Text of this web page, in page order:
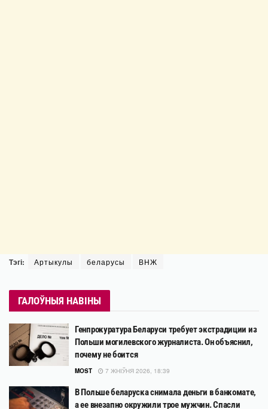
Тэгі: Артыкулы беларусы ВНЖ
ГАЛОЎНЫЯ НАВІНЫ
Генпрокуратура Беларуси требует экстрадиции из
Польши могилевского журналиста. Он объяснил,
почему не боится
MOST 7 ЖНІЎНЯ 2026, 18:39
В Польше беларуска снимала деньги в банкомате,
а ее внезапно окружили трое мужчин. Спасли